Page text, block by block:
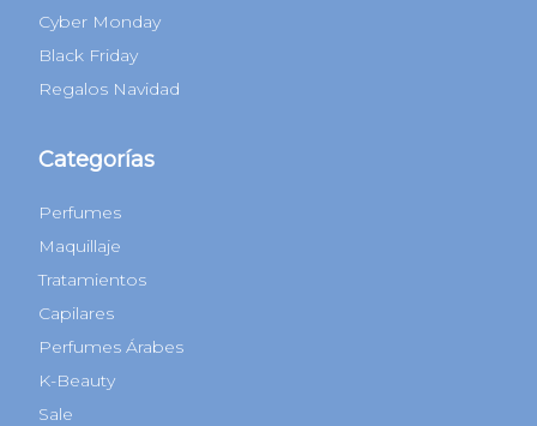
Cyber Monday
Black Friday
Regalos Navidad
Categorías
Perfumes
Maquillaje
Tratamientos
Capilares
Perfumes Árabes
K-Beauty
Sale